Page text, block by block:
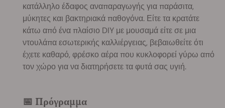
κατάλληλο έδαφος αναπαραγωγής για παράσιτα,
μύκητες και βακτηριακά παθογόνα. Είτε τα κρατάτε
κάτω από ένα πλαίσιο DIY με μουσαμά είτε σε μια
ντουλάπα εσωτερικής καλλιέργειας, βεβαιωθείτε ότι
έχετε καθαρό, φρέσκο αέρα που κυκλοφορεί γύρω από
τον χώρο για να διατηρήσετε τα φυτά σας υγιή.
📅 Πρόγραμμα